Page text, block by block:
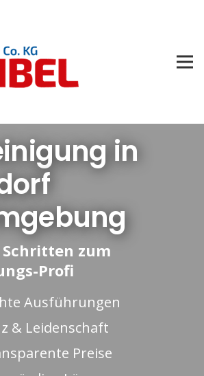
in
zum
Profi
Ausführungen
& Leidenschaft
Preise